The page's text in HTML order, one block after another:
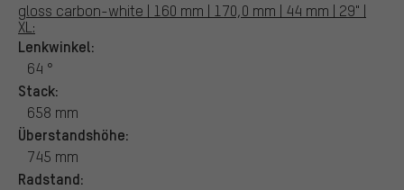
gloss carbon-white | 160 mm | 170,0 mm | 44 mm | 29" |
XL:
Lenkwinkel:
64 °
Stack:
658 mm
Überstandshöhe:
745 mm
Radstand: